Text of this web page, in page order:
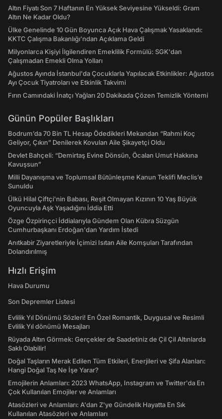
Altın Fiyatı Son 7 Haftanın En Yüksek Seviyesine Yükseldi: Gram
Altın Ne Kadar Oldu?
Ülke Genelinde 10 Gün Boyunca Açık Hava Çalışmak Yasaklandı:
KKTC Çalışma Bakanlığı’ndan Açıklama Geldi
Milyonlarca Kişiyi İlgilendiren Emeklilik Formülü: SGK'dan
Çalışmadan Emekli Olma Yolları
Ağustos Ayında İstanbul'da Çocuklarla Yapılacak Etkinlikler: Ağustos
Ayı Çocuk Tiyatroları ve Etkinlik Takvimi
Fırın Camındaki İnatçı Yağları 20 Dakikada Çözen Temizlik Yöntemi
Günün Popüler Başlıkları
Bodrum’da 70 Bin TL Hesap Ödedikleri Mekandan “Rahmi Koç
Geliyor, Çıkın” Denilerek Kovulan Aile Şikayetçi Oldu
Devlet Bahçeli: “Demirtaş Evine Dönsün, Öcalan Umut Hakkına
Kavuşsun”
Milli Dayanışma ve Toplumsal Bütünleşme Kanun Teklifi Meclis’e
Sunuldu
Ülkü Hilal Çiftçi'nin Babası, Reşit Olmayan Kızının 10 Yaş Büyük
Oyuncuyla Aşk Yaşadığını İddia Etti
Özge Özpirinçci İddialarıyla Gündem Olan Kübra Süzgün
Cumhurbaşkanı Erdoğan'dan Yardım İstedi
Anıtkabir Ziyaretleriyle İçimizi Isıtan Aile Komşuları Tarafından
Dolandırılmış
Hızlı Erişim
Hava Durumu
Son Depremler Listesi
Evlilik Yıl Dönümü Sözleri! En Özel Romantik, Duygusal ve Resimli
Evlilik Yıl dönümü Mesajları
Rüyada Altın Görmek: Gerçekler de Saadetiniz de Çil Çil Altınlarda
Saklı Olabilir!
Doğal Taşların Merak Edilen Tüm Etkileri, Enerjileri ve Şifa Alanları:
Hangi Doğal Taş Ne İşe Yarar?
Emojilerin Anlamları: 2023 WhatsApp, Instagram ve Twitter'da En
Çok Kullanılan Emojiler ve Anlamları
Atasözleri ve Anlamları: A'dan Z'ye Gündelik Hayatta En Sık
Kullanılan Atasözleri ve Anlamları